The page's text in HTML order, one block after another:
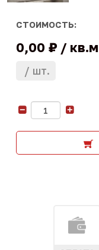
СТОИМОСТЬ:
0,00 ₽ кв.м
шт.